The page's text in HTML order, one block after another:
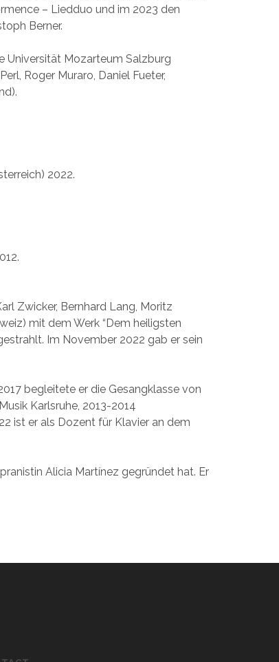
– Liedduo und im 2023 den
Berner.
Universität Mozarteum Salzburg
Roger Muraro, Daniel Fueter,
2022.
Zwicker, Bernhard Lang, Moritz
mit dem Werk “Dem heiligsten
Im November 2022 gab er sein
begleitete er die Gesangklasse von
Karlsruhe, 2013-2014
ist er als Dozent für Klavier an dem
Alicia Martínez gegründet hat. Er